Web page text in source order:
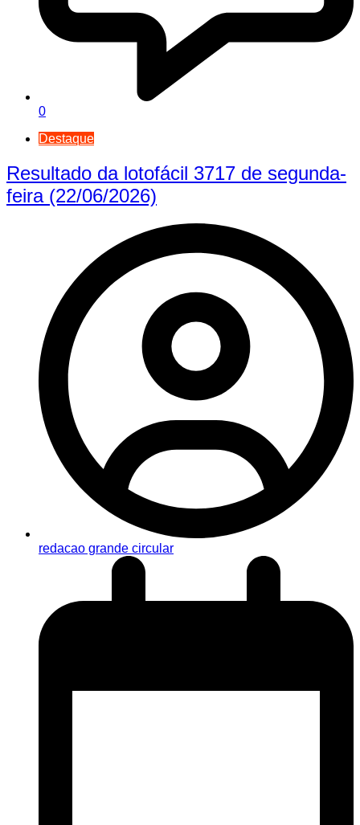
0
Destaque
Resultado da lotofácil 3717 de segunda-
feira (22/06/2026)
redacao grande circular